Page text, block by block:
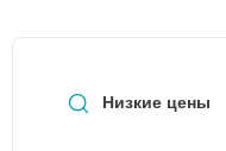
Низкие цены